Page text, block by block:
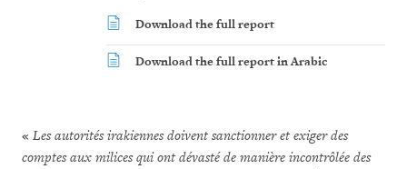
Download the full report
Download the full report in Arabic
« Les autorités irakiennes doivent sanctionner et exiger des
comptes aux milices qui ont dévasté de manière incontrôlée des